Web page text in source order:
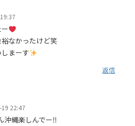
なかったけど笑
まーす
返信
22:47
沖縄楽しんでー‼︎